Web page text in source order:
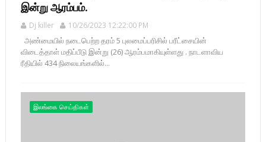
இன்று ஆரம்பம்.
Dj killer 10/26/2023 12:22:00 PM
அண்மையில் நடைபெற்ற தரம் 5 புலமைப்பரிசில் பரீட்சையின்
விடைத்தாள் மதிப்பீடு இன்று (26) ஆரம்பமாகியுள்ளது . நாடளாவிய
ரீதியில் 434 நிலையங்களில்...
இலங்கை செய்திகள்